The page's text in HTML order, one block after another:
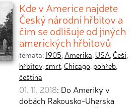
Kde v Americe najdete
Český národní hřbitov a
čím se odlišuje od jiných
amerických hřbitovů
témata:1905,Amerika, USA,Češi,
hřbitov, smrt,Chicago, pohřeb,
čeština
01. 11. 2018: Do Ameriky v
dobách Rakousko-Uherska